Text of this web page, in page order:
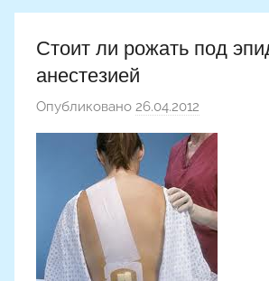
Стоит ли рожать под
анестезией
Опубликовано 26.04.2012
в
т
о
р
о
м
Н